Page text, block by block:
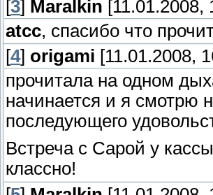
[3] Maralkin [11.01.2008,
atcc, спасибо что
[4] origami [11.01.2008,
прочитала на одном
начинается и я смотрю
последующего
Встреча с Сарой у
классно!